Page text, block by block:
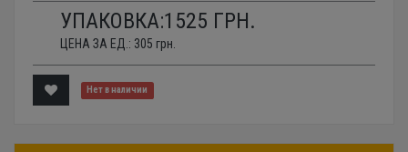
УПАКОВКА:1525 ГРН.
ЦЕНА ЗА ЕД.: 305 грн.
Нет в наличии